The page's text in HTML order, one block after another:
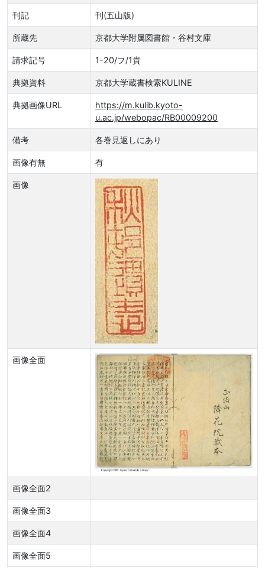
刊記 刊(五山版)
所蔵先 京都大学附属図書館・谷村文庫
請求記号 1-20/フ/1貴
典拠資料 京都大学蔵書検索KULINE
典拠画像URL
https://m.kulib.kyoto-
u.ac.jp/webopac/RB00009200
備考 各巻見返しにあり
画像有無 有
画像
画像全面
画像全面2
画像全面3
画像全面4
画像全面5